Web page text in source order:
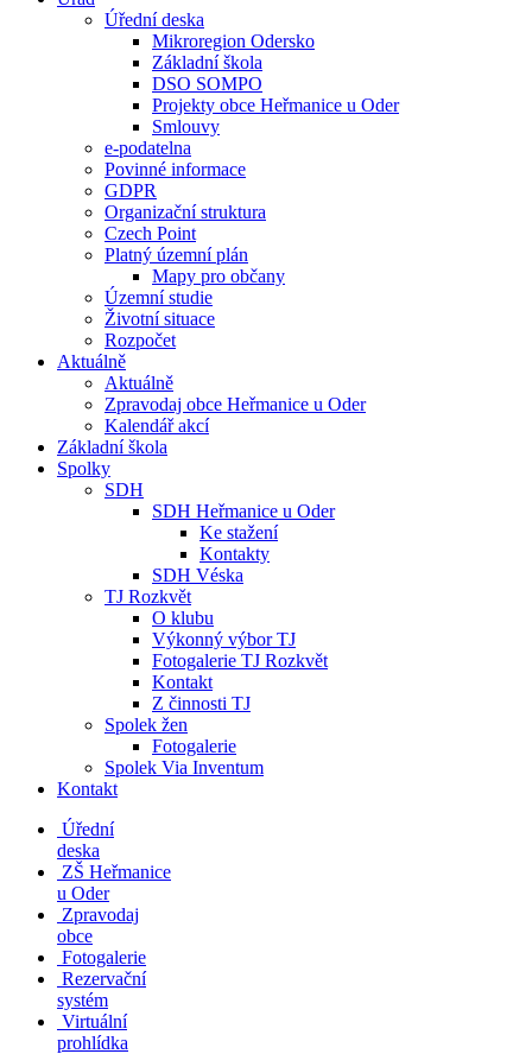
Úřední deska
Mikroregion Odersko
Základní škola
DSO SOMPO
Projekty obce Heřmanice u Oder
Smlouvy
e-podatelna
Povinné informace
GDPR
Organizační struktura
Czech Point
Platný územní plán
Mapy pro občany
Územní studie
Životní situace
Rozpočet
Aktuálně
Aktuálně
Zpravodaj obce Heřmanice u Oder
Kalendář akcí
Základní škola
Spolky
SDH
SDH Heřmanice u Oder
Ke stažení
Kontakty
SDH Véska
TJ Rozkvět
O klubu
Výkonný výbor TJ
Fotogalerie TJ Rozkvět
Kontakt
Z činnosti TJ
Spolek žen
Fotogalerie
Spolek Via Inventum
Kontakt
Úřední
deska
ZŠ Heřmanice
u Oder
Zpravodaj
obce
Fotogalerie
Rezervační
systém
Virtuální
prohlídka